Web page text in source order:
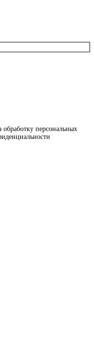
персональных